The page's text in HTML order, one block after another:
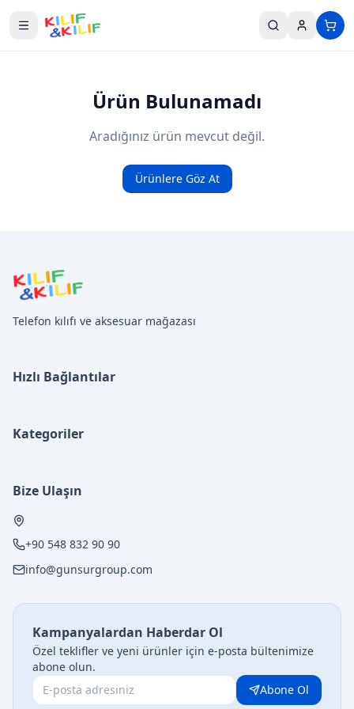
Ürün Bulunamadı
Aradığınız ürün mevcut değil.
Ürünlere Göz At
Telefon kılıfı ve aksesuar mağazası
Hızlı Bağlantılar
Kategoriler
Bize Ulaşın
+90 548 832 90 90
info@gunsurgroup.com
Kampanyalardan Haberdar Ol
Özel teklifler ve yeni ürünler için e-posta bültenimize
abone olun.
Abone Ol